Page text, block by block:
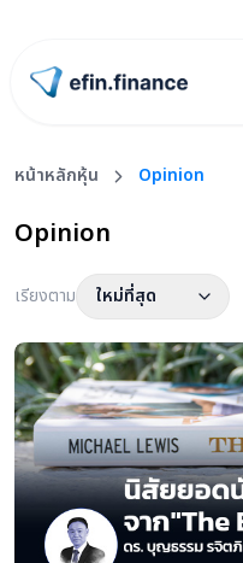
ไปหน้าแรก
หน้าหลักหุ้น Opinion
Opinion
เรียงตาม ใหม่ที่สุด